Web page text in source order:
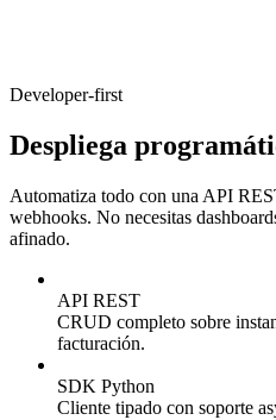
Developer-first
Despliega
Automatiza todo con una API
webhooks. No necesitas
afinado.
API REST
CRUD completo sobre
facturación.
SDK Python
Cliente tipado con soporte